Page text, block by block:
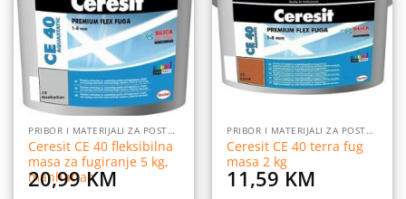
listu
želja
PRIBOR I MATERIJALI ZA POSTAVLJANJE PLOČICA
Ceresit CE 40 fleksibilna
masa za fugiranje 5 kg,
manhattan
20,99KM
listu
želja
PRIBOR I MATERIJALI ZA POSTAVLJANJE PLOČICA
Ceresit CE 40 terra fug
masa 2 kg
11,59KM